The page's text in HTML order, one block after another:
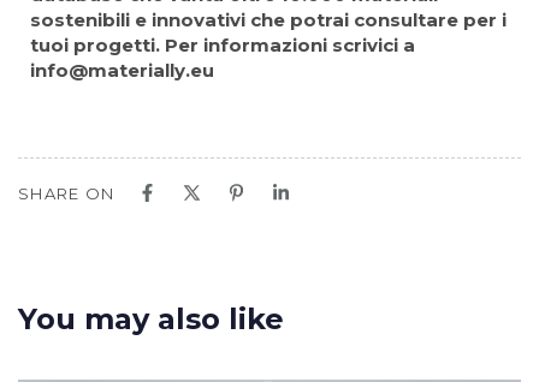
sostenibili e innovativi che potrai consultare per i
tuoi progetti. Per informazioni scrivici a
info@materially.eu
SHARE ON
You may also like